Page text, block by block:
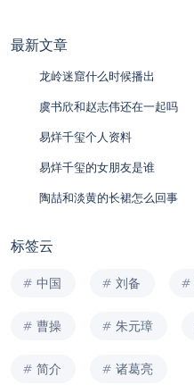
最新文章
龙岭迷窟什么时候播出
虞书欣和赵志伟还在一起吗
易烊千玺个人资料
易烊千玺的女朋友是谁
陶喆和淡黄的长裙怎么回事
标签云
中国 刘备
曹操 朱元璋
简介 诸葛亮